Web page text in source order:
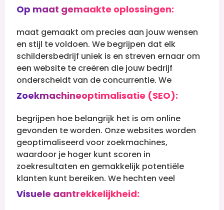
Op maat gemaakte oplossingen:
maat gemaakt om precies aan jouw wensen
en stijl te voldoen. We begrijpen dat elk
schildersbedrijf uniek is en streven ernaar om
een website te creëren die jouw bedrijf
onderscheidt van de concurrentie.
Zoekmachineoptimalisatie (SEO):
We
begrijpen hoe belangrijk het is om online
gevonden te worden. Onze websites worden
geoptimaliseerd voor zoekmachines,
waardoor je hoger kunt scoren in
zoekresultaten en gemakkelijk potentiële
klanten kunt bereiken.
Visuele aantrekkelijkheid:
We hechten veel